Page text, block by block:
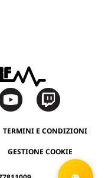
TERMINI E CONDIZIONI
GESTIONE COOKIE